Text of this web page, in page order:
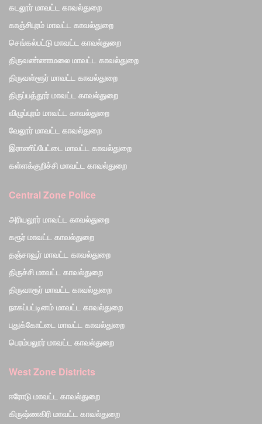
கடலூர் மாவட்ட காவல்துறை
காஞ்சிபுரம் மாவட்ட காவல்துறை
செங்கல்பட்டு மாவட்ட காவல்துறை
திருவண்ணாமலை மாவட்ட காவல்துறை
திருவள்ளூர் மாவட்ட காவல்துறை
திருப்பத்தூர் மாவட்ட காவல்துறை
விழுப்புரம் மாவட்ட காவல்துறை
வேலூர் மாவட்ட காவல்துறை
இராணிப்பேட்டை மாவட்ட காவல்துறை
கள்ளக்குறிச்சி மாவட்ட காவல்துறை
Central Zone Police
அரியலூர் மாவட்ட காவல்துறை
கரூர் மாவட்ட காவல்துறை
தஞ்சாவூர் மாவட்ட காவல்துறை
திருச்சி மாவட்ட காவல்துறை
திருவாரூர் மாவட்ட காவல்துறை
நாகப்பட்டினம் மாவட்ட காவல்துறை
புதுக்கோட்டை மாவட்ட காவல்துறை
பெரம்பலூர் மாவட்ட காவல்துறை
West Zone Districts
ஈரோடு மாவட்ட காவல்துறை
கிருஷ்ணகிரி மாவட்ட காவல்துறை